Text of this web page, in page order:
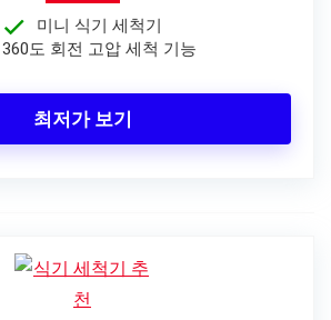
미니 식기 세척기
360도 회전 고압 세척 기능
최저가 보기